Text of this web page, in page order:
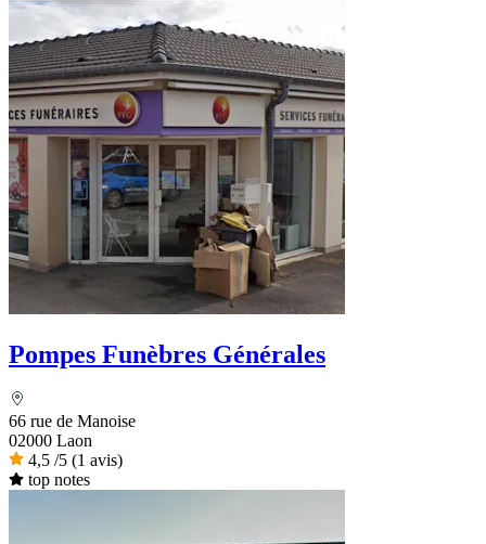
Pompes Funèbres Générales
66 rue de Manoise
02000 Laon
4,5 /5 (1 avis)
top notes